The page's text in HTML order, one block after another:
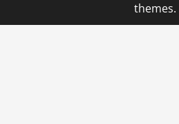
themes.